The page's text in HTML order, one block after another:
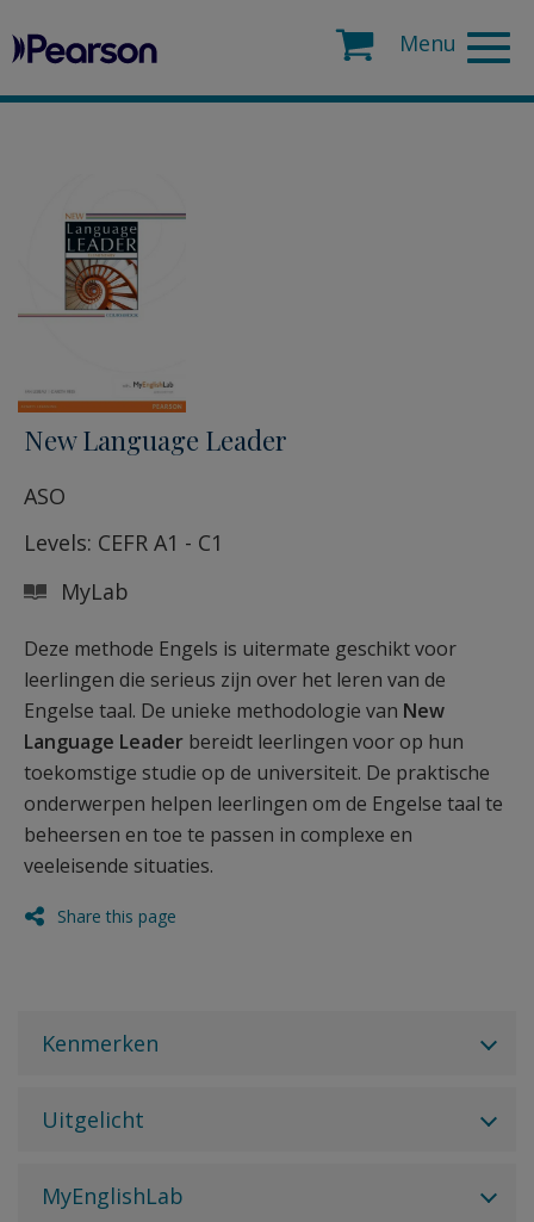
Pearson
New Language Leader
ASO
Levels: CEFR A1 - C1
MyLab
Deze methode Engels is uitermate geschikt voor
leerlingen die serieus zijn over het leren van de
Engelse taal. De unieke methodologie van New
Language Leader bereidt leerlingen voor op hun
toekomstige studie op de universiteit. De praktische
onderwerpen helpen leerlingen om de Engelse taal te
beheersen en toe te passen in complexe en
veeleisende situaties.
Share this page
Kenmerken
Uitgelicht
MyEnglishLab